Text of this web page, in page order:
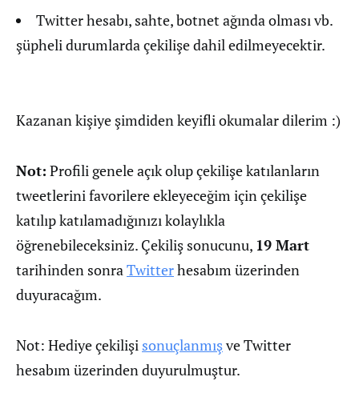
Twitter hesabı, sahte, botnet ağında olması vb.
şüpheli durumlarda çekilişe dahil edilmeyecektir.
Kazanan kişiye şimdiden keyifli okumalar dilerim :)
Not: Profili genele açık olup çekilişe katılanların
tweetlerini favorilere ekleyeceğim için çekilişe
katılıp katılamadığınızı kolaylıkla
öğrenebileceksiniz. Çekiliş sonucunu, 19 Mart
tarihinden sonraTwitterhesabım üzerinden
duyuracağım.
Not: Hediye çekilişi sonuçlanmışve Twitter
hesabım üzerinden duyurulmuştur.